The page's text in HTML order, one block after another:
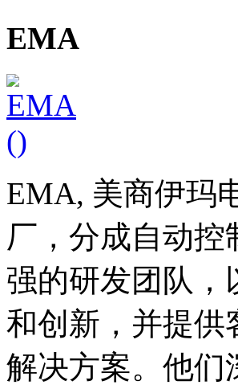
EMA
EMA, 美商伊玛
厂，分成自动
强的研发团队，
和创新，并提供
解决方案。他们